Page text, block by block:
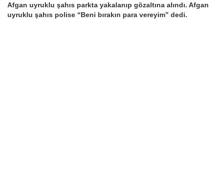
Afgan uyruklu şahıs parkta yakalanıp gözaltına alındı. Afgan
uyruklu şahıs polise “Beni bırakın para vereyim” dedi.